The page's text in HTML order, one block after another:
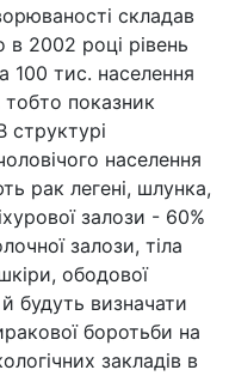
складав
в 2002 році рівень
100 тис. населення
показник
структурі
населення
рак легені, шлунка,
залози - 60%
залози, тіла
ободової
будуть визначати
боротьби на
закладів в